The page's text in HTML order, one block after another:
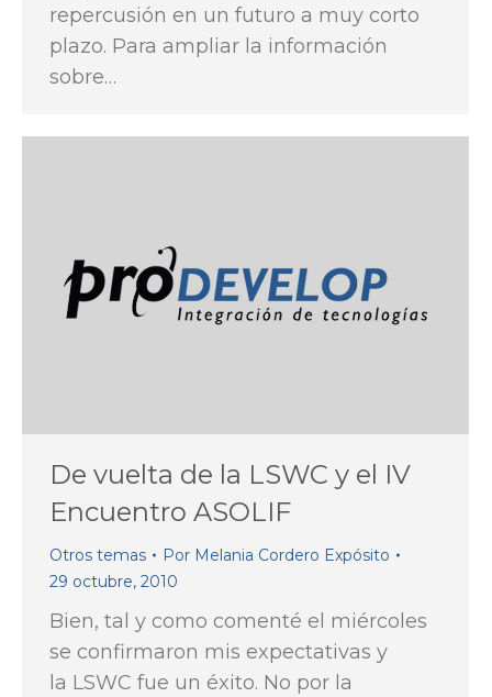
repercusión en un futuro a muy corto
plazo. Para ampliar la información
sobre…
De vuelta de la LSWC y el IV
Encuentro ASOLIF
Otros temas Por Melania Cordero Expósito
29 octubre, 2010
Bien, tal y como comenté el miércoles
se confirmaron mis expectativas y
la LSWC fue un éxito. No por la